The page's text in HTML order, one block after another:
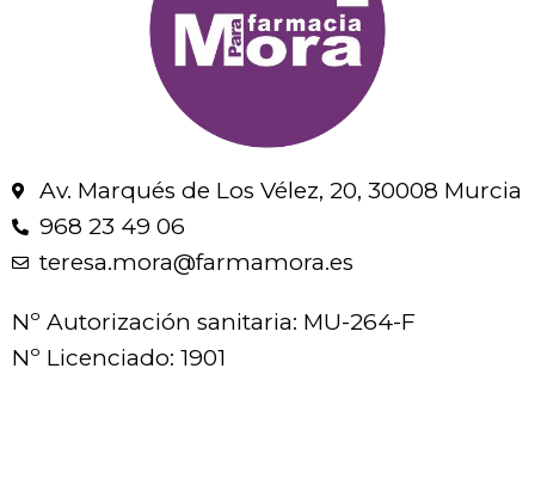
Av. Marqués de Los Vélez, 20, 30008 Murcia
968 23 49 06
teresa.mora@farmamora.es
Nº Autorización sanitaria: MU-264-F
Nº Licenciado: 1901